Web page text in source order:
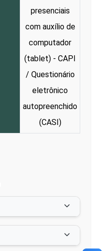
presenciais
com auxílio de
computador
(tablet) - CAPI
/ Questionário
eletrônico
autopreenchido
(CASI)